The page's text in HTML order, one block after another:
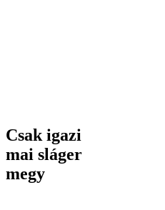
Csak igazi
mai sláger
megy